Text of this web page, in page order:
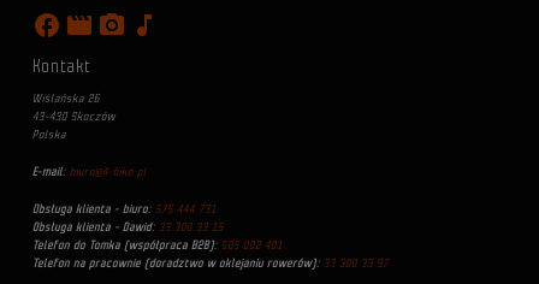
facebook movie photo_camera music_note
Kontakt
Wiślańska 26
43-430 Skoczów
Polska
E-mail: biuro@4-bike.pl
Obsługa klienta - biuro: 575 444 731
Obsługa klienta - Dawid: 33 300 33 15
Telefon do Tomka (współpraca B2B): 505 002 401
Telefon na pracownie (doradztwo w oklejaniu rowerów): 33 300 33 97